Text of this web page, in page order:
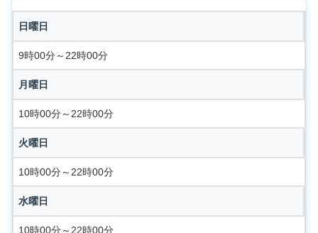
日曜日
9時00分～22時00分
月曜日
10時00分～22時00分
火曜日
10時00分～22時00分
水曜日
10時00分～22時00分